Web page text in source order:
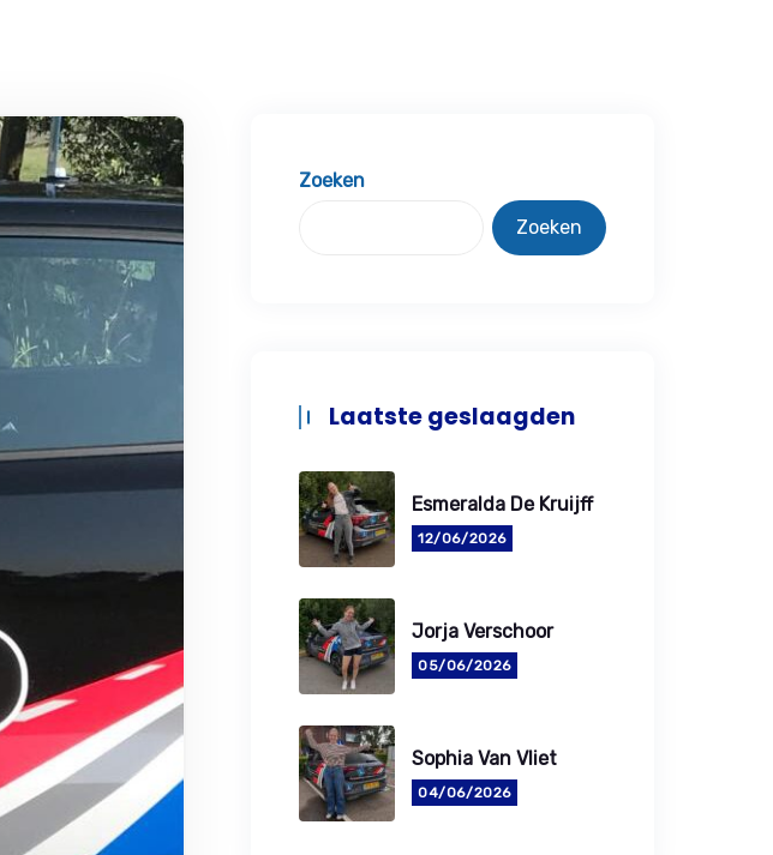
Zoeken
Zoeken
Laatste geslaagden
Esmeralda De Kruijff
12/06/2026
Jorja Verschoor
05/06/2026
Sophia Van Vliet
04/06/2026